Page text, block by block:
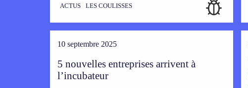
ACTUS LES COULISSES
10 septembre 2025
5 nouvelles entreprises arrivent à
l’incubateur